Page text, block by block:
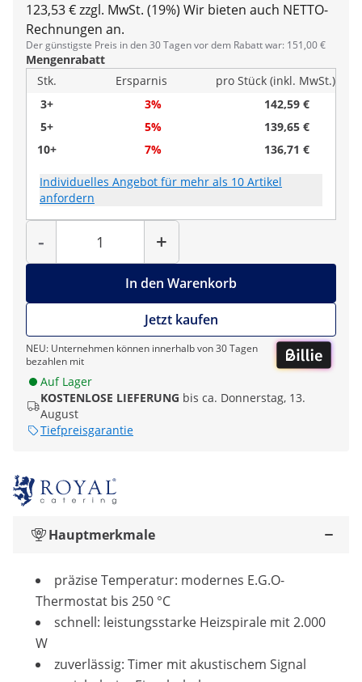
123,53 € zzgl. MwSt. (19%) Wir bieten auch NETTO-
Rechnungen an.
Der günstigste Preis in den 30 Tagen vor dem Rabatt war: 151,00 €
Mengenrabatt
Stk.
Ersparnis
pro Stück (inkl. MwSt.)
3+
3%
142,59 €
5+
5%
139,65 €
10+
7% 136,71 €
Individuelles Angebot für mehr als 10 Artikel
anfordern
-
Menge
+
In den Warenkorb
Jetzt kaufen
NEU: Unternehmen können innerhalb von 30 Tagen
bezahlen mit
Auf Lager
KOSTENLOSE LIEFERUNG bis ca. Donnerstag, 13.
August
Tiefpreisgarantie
Hauptmerkmale
präzise Temperatur: modernes E.G.O-
Thermostat bis 250 °C
schnell: leistungsstarke Heizspirale mit 2.000
W
zuverlässig: Timer mit akustischem Signal